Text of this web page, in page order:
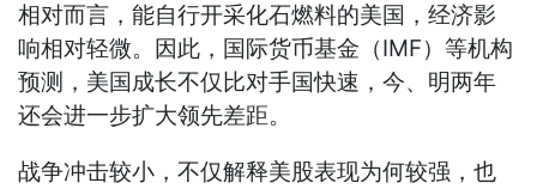
相对而言，能自行开采化石燃料的美国，经济影
响相对轻微。因此，国际货币基金（IMF）等机构
预测，美国成长不仅比对手国快速，今、明两年
还会进一步扩大领先差距。
战争冲击较小，不仅解释美股表现为何较强，也